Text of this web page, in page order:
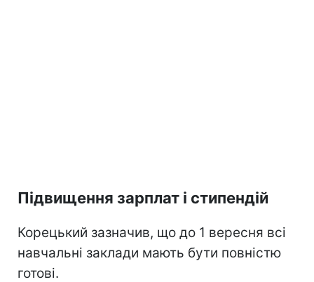
Підвищення зарплат і стипендій
Корецький зазначив, що до 1 вересня всі
навчальні заклади мають бути повністю
готові.